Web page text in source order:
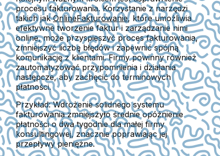
procesu fakturowania. Korzystanie z narzędzi
takich jakOnlineFakturowanie, które umożliwia
efektywne tworzenie faktur i zarządzanie nimi
online, może przyspieszyć proces fakturowania,
zmniejszyć liczbę błędów i zapewnić spójną
komunikację z klientami. Firmy powinny również
zautomatyzować przypomnienia i działania
następcze, aby zachęcić do terminowych
płatności.
Przykład:Wdrożenie solidnego systemu
fakturowania zmniejszyło średnie opóźnienie
płatności o dwa tygodnie dla małej firmy
konsultingowej, znacznie poprawiając jej
przepływy pieniężne.